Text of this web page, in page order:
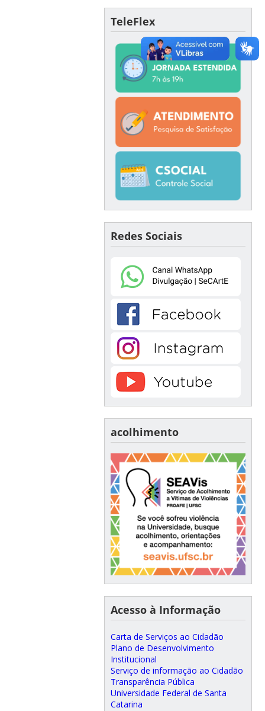
TeleFlex
Redes Sociais
acolhimento
Acesso à Informação
Carta de Serviços ao Cidadão
Plano de Desenvolvimento
Institucional
Serviço de informação ao Cidadão
Transparência Pública
Universidade Federal de Santa
Catarina